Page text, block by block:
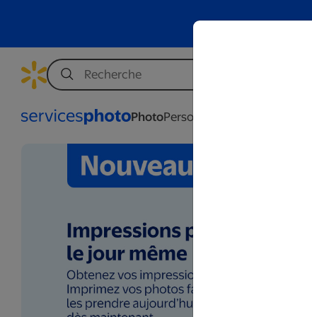
PhotoPersonnalisation